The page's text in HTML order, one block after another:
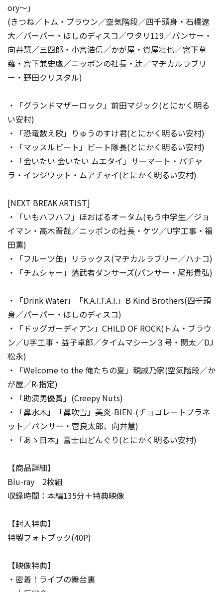
ory～」
(きつね／トム・ブラウン／空気階段／四千頭身・石橋遼
大／パーパー・ほしのディスコ／ワタリ119／パンサー・
向井慧／三四郎・小宮浩信／かが屋・賀屋壮也／宮下草
薙・宮下兼史鷹／ニッポンの社長・辻／マヂカルラブリ
ー・野田クリスタル)
・「グランドマザーロック」前田マジック(とにかく明る
い安村)
・「恐竜数え歌」りゅうのすけ君(とにかく明るい安村)
・「マッスルビート」ビート隊長(とにかく明るい安村)
・「会いたい 会いたい ムエタイ」サーマート・パチャ
ラ・インジワット・ムアチャイ(とにかく明るい安村)
[NEXT BREAK ARTIST]
・「いもハフハフ」ほおばるオータム(もう中学生／ジョ
イマン・高木晋哉／ニッポンの社長・ケツ／U字工事・福
田薫)
・「フルーツ缶」リラックス(マヂカルラブリー／ハナコ)
・「チムシャー」落武者ダンサーズ(パンサー・尾形貴弘)
・「Drink Water」「K.A.I.T.A.I.」B Kind Brothers(四千頭
身／パーパー・ほしのディスコ)
・「ドッグガーディアン」CHILD OF ROCK(トム・ブラウ
ン／U字工事・益子卓郎／タイムマシーン３号・関太／DJ
松永)
・「Welcome to the 俺たちの夏」親戚乃家(空気階段／か
が屋／R-指定)
・「助演男優賞」(Creepy Nuts)
・「鼻水木」「鼻吹雪」美炎-BIEN-(チョコレートプラネ
ット／パンサー・菅良太郎、向井慧)
・「あゝ日本」富士山どんぐり(とにかく明るい安村)
【商品詳細】
Blu-ray 2枚組
収録時間：本編135分＋特典映像
【封入特典】
特製フォトブック(40P)
【映像特典】
・密着！ライブの舞台裏